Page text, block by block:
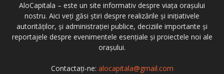
AloCapitala – este un site informativ despre viața orașului
nostru. Aici veți găsi știri despre realizările și inițiativele
autorităților, și administrației publice, deciziile importante și
reportajele despre evenimentele esențiale și proiectele noi ale
orașului.
Contactați-ne: alocapitala@gmail.com